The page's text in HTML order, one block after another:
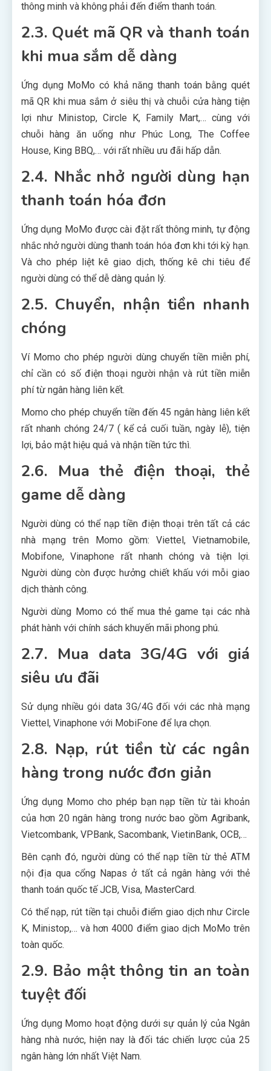
thông minh và không phải đến điểm thanh toán.
2.3. Quét mã QR và thanh toán
khi mua sắm dễ dàng
Ứng dụng MoMo có khả năng thanh toán bằng quét
mã QR khi mua sắm ở siêu thị và chuỗi cửa hàng tiện
lợi như Ministop, Circle K, Family Mart,… cùng với
chuỗi hàng ăn uống như Phúc Long, The Coffee
House, King BBQ,… với rất nhiều ưu đãi hấp dẫn.
2.4. Nhắc nhở người dùng hạn
thanh toán hóa đơn
Ứng dụng MoMo được cài đặt rất thông minh, tự động
nhắc nhở người dùng thanh toán hóa đơn khi tới kỳ hạn.
Và cho phép liệt kê giao dịch, thống kê chi tiêu để
người dùng có thể dễ dàng quản lý.
2.5. Chuyển, nhận tiền nhanh
chóng
Ví Momo cho phép người dùng chuyển tiền miễn phí,
chỉ cần có số điện thoại người nhận và rút tiền miễn
phí từ ngân hàng liên kết.
Momo cho phép chuyển tiền đến 45 ngân hàng liên kết
rất nhanh chóng 24/7 ( kể cả cuối tuần, ngày lễ), tiện
lợi, bảo mật hiệu quả và nhận tiền tức thì.
2.6. Mua thẻ điện thoại, thẻ
game dễ dàng
Người dùng có thể nạp tiền điện thoại trên tất cả các
nhà mạng trên Momo gồm: Viettel, Vietnamobile,
Mobifone, Vinaphone rất nhanh chóng và tiện lợi.
Người dùng còn được hưởng chiết khấu với mỗi giao
dịch thành công.
Người dùng Momo có thể mua thẻ game tại các nhà
phát hành với chính sách khuyến mãi phong phú.
2.7. Mua data 3G/4G với giá
siêu ưu đãi
Sử dụng nhiều gói data 3G/4G đối với các nhà mạng
Viettel, Vinaphone với MobiFone để lựa chọn.
2.8. Nạp, rút tiền từ các ngân
hàng trong nước đơn giản
Ứng dụng Momo cho phép bạn nạp tiền từ tài khoản
của hơn 20 ngân hàng trong nước bao gồm Agribank,
Vietcombank, VPBank, Sacombank, VietinBank, OCB,…
Bên cạnh đó, người dùng có thể nạp tiền từ thẻ ATM
nội địa qua cổng Napas ở tất cả ngân hàng với thẻ
thanh toán quốc tế JCB, Visa, MasterCard.
Có thể nạp, rút tiền tại chuỗi điểm giao dịch như Circle
K, Ministop,… và hơn 4000 điểm giao dịch MoMo trên
toàn quốc.
2.9. Bảo mật thông tin an toàn
tuyệt đối
Ứng dụng Momo hoạt động dưới sự quản lý của Ngân
hàng nhà nước, hiện nay là đối tác chiến lược của 25
ngân hàng lớn nhất Việt Nam.